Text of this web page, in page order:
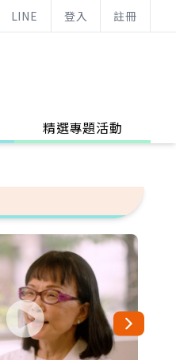
LINE 登入 註冊
精選專題活動